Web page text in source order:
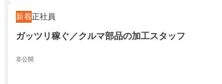
新着正社員
ガッツリ稼ぐ／クルマ部品の加工スタッフ
非公開